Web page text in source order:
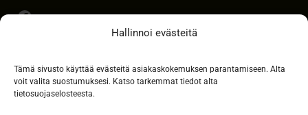
Hallinnoi evästeitä
Tämä sivusto käyttää evästeitä asiakaskokemuksen parantamiseen. Alta
voit valita suostumuksesi. Katso tarkemmat tiedot alta
tietosuojaselosteesta.
Facebook
Maksutavat